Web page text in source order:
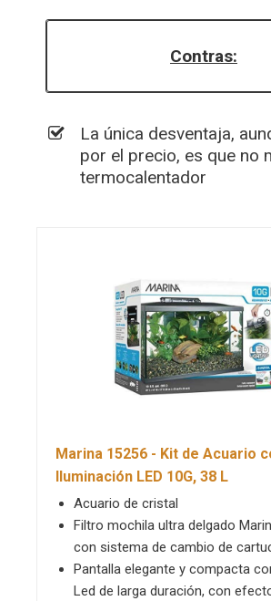
Contras:
La única desventaja,
por el precio, es que no
termocalentador
Marina 15256 - Kit de Acuario
Iluminación LED 10G, 38 L
Acuario de cristal
Filtro mochila ultra delgado
con sistema de cambio de
Pantalla elegante y compacta
Led de larga duración, con